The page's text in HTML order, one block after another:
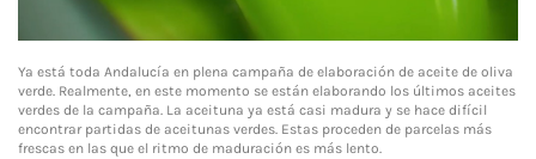
Ya está toda Andalucía en plena campaña de elaboración de aceite de oliva
verde. Realmente, en este momento se están elaborando los últimos aceites
verdes de la campaña. La aceituna ya está casi madura y se hace difícil
encontrar partidas de aceitunas verdes. Estas proceden de parcelas más
frescas en las que el ritmo de maduración es más lento.